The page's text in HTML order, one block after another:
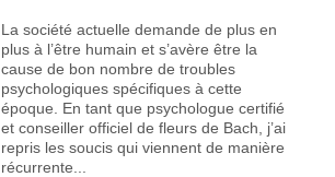
La société actuelle demande de plus en
plus à l’être humain et s’avère être la
cause de bon nombre de troubles
psychologiques spécifiques à cette
époque. En tant que psychologue certifié
et conseiller officiel de fleurs de Bach, j’ai
repris les soucis qui viennent de manière
récurrente...